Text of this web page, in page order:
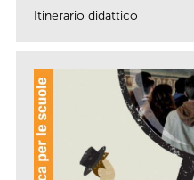
Itinerario didattico